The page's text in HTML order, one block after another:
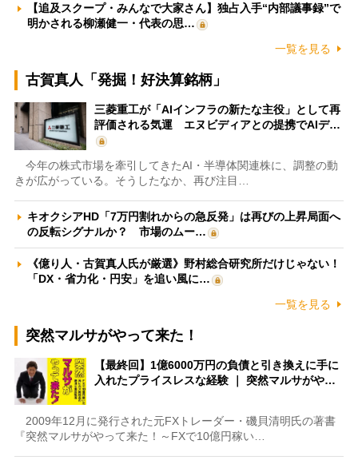
【追及スクープ・みんなで大家さん】独占入手“内部議事録”で
明かされる柳瀬健一・代表の思…
一覧を見る
古賀真人「発掘！好決算銘柄」
三菱重工が「AIインフラの新たな主役」として再
評価される気運 エヌビディアとの提携でAIデ…
今年の株式市場を牽引してきたAI・半導体関連株に、調整の動
きが広がっている。そうしたなか、再び注目…
キオクシアHD「7万円割れからの急反発」は再びの上昇局面へ
の反転シグナルか？ 市場のムー…
《億り人・古賀真人氏が厳選》野村総合研究所だけじゃない！
「DX・省力化・円安」を追い風に…
一覧を見る
突然マルサがやって来た！
【最終回】1億6000万円の負債と引き換えに手に
入れたプライスレスな経験 ｜ 突然マルサがや…
2009年12月に発行された元FXトレーダー・磯貝清明氏の著書
『突然マルサがやって来た！～FXで10億円稼い…